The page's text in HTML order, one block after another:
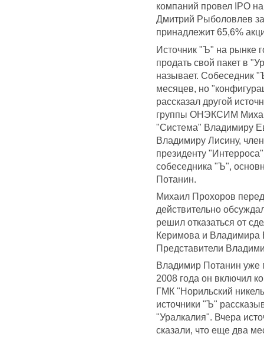
компаний провел IPO
Дмитрий Рыболовлев
принадлежит 65,6%
Источник "Ъ" на рынке
продать свой пакет в
называет. Собеседник
месяцев, но
рассказал другой
группы ОНЭКСИМ
"Система" Владимиру
Владимиру Лисину,
президенту
собеседника "Ъ",
Потанин.
Михаил Прохоров
действительно
решил отказаться от
Керимова и Владимира
Представители
Владимир Потанин уже
2008 года он включил
ГМК "Норильский
источники "Ъ"
"Уралкалия". Вчера
сказали, что еще два